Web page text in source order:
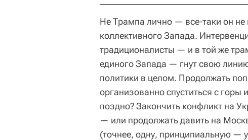
Не Трампа лично — все-таки он не
коллективного Запада.
традиционалисты — и в той же
единого Запада — гнут свою
политики в целом. Продолжать
организованно спуститься с горы
поздно? Закончить конфликт на
— или продолжать давить на
(точнее, одну, принципиальную —